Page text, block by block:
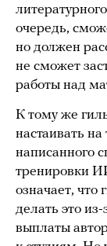
очередь,
но должен
не сможет
работы над
К тому же
настаивать
написанного
тренировки
означает, что
делать это
выплаты